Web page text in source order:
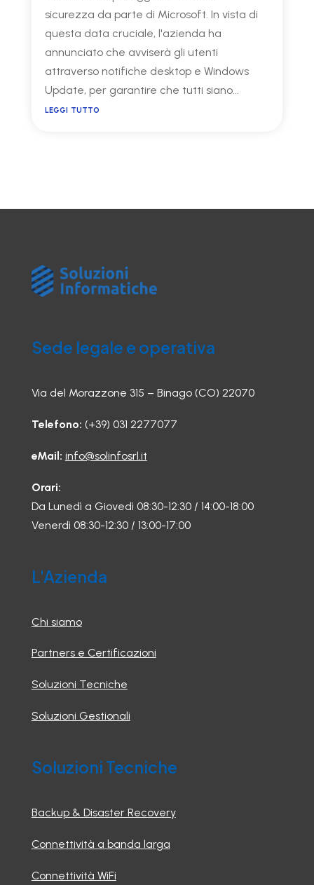
sicurezza da parte di Microsoft. In vista di
questa data cruciale, l'azienda ha
annunciato che avviserà gli utenti
attraverso notifiche desktop e Windows
Update, per garantire che tutti siano...
leggi tutto
Sede legale e operativa
Via del Morazzone 315 – Binago (CO) 22070
Telefono: (+39) 031 2277077
eMail: info@solinfosrl.it
Orari:
Da Lunedì a Giovedì 08:30-12:30 / 14:00-18:00
Venerdì 08:30-12:30 / 13:00-17:00
L'Azienda
Chi siamo
Partners e Certificazioni
Soluzioni Tecniche
Soluzioni Gestionali
Soluzioni Tecniche
Backup & Disaster Recovery
Connettività a banda larga
Connettività WiFi